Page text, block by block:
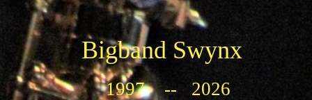
Bigband Swynx
1997 -- 2026